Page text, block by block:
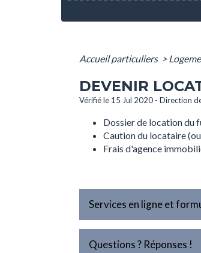
Accueil particuliers >
DEVENIR
Vérifié le 15 Jul 2020 - Direction
Dossier de location du
Caution du locataire
Frais d'agence
Services en ligne et
Questions ? Réponses !